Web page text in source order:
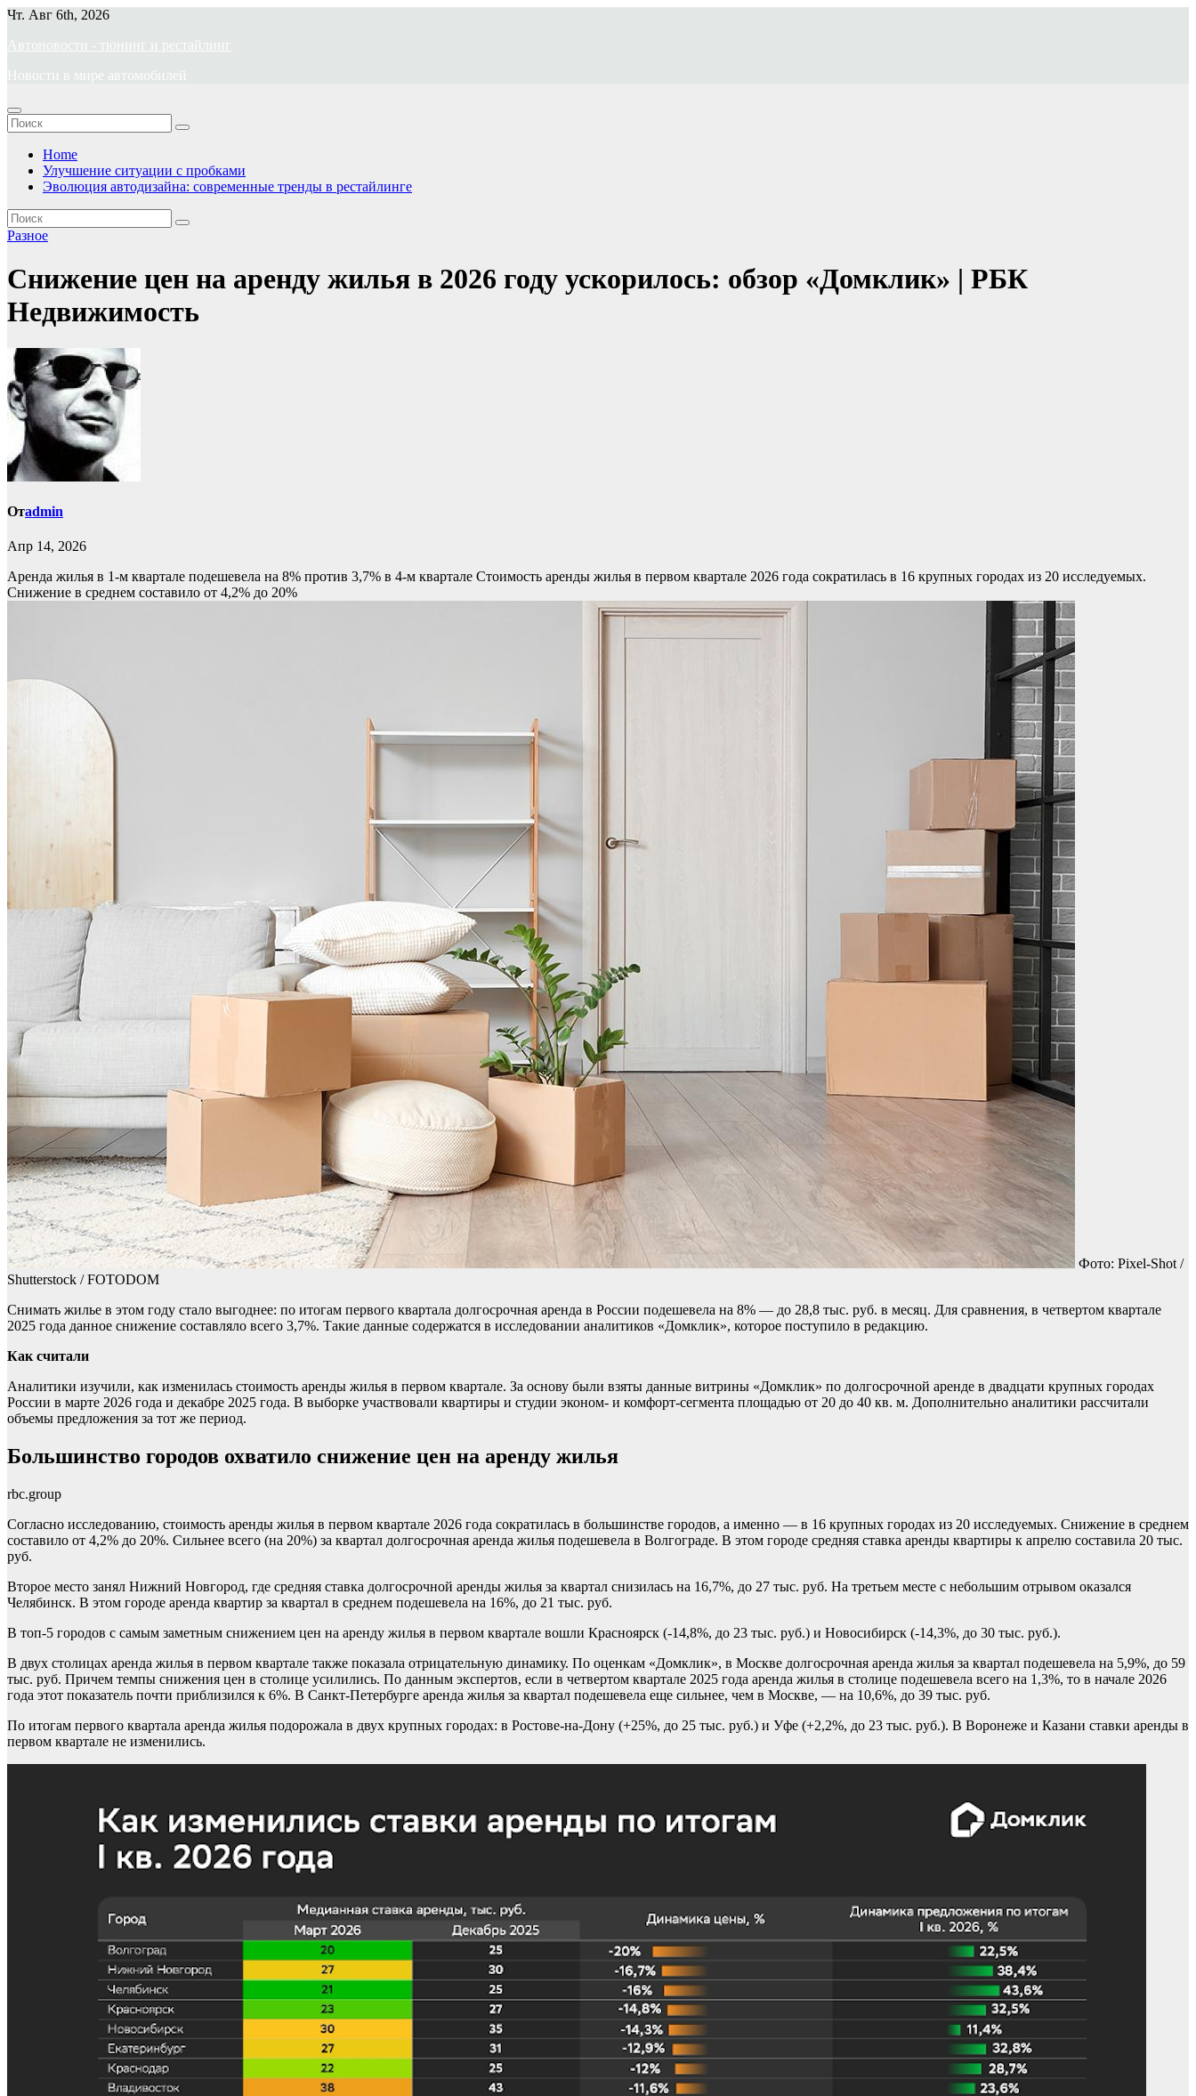
Перейти
содержимому
Чт. Авг 6th, 2026
Автоновости - тюнинг и рестайлинг
Новости в мире автомобилей
Home
Улучшение ситуации с пробками
Эволюция автодизайна: современные тренды в рестайлинге
Разное
Снижение цен на аренду жилья в 2026 году ускорилось: обзор «Домклик» | РБК
Недвижимость
Отadmin
Апр 14, 2026
Аренда жилья в 1-м квартале подешевела на 8% против 3,7% в 4-м квартале Стоимость аренды жилья в первом квартале 2026 года сократилась в 16 крупных городах из 20 исследуемых.
Снижение в среднем составило от 4,2% до 20%
Фото: Pixel-Shot /
Shutterstock / FOTODOM
Снимать жилье в этом году стало выгоднее: по итогам первого квартала долгосрочная аренда в России подешевела на 8% — до 28,8 тыс. руб. в месяц. Для сравнения, в четвертом квартале
2025 года данное снижение составляло всего 3,7%. Такие данные содержатся в исследовании аналитиков «Домклик», которое поступило в редакцию.
Как считали
Аналитики изучили, как изменилась стоимость аренды жилья в первом квартале. За основу были взяты данные витрины «Домклик» по долгосрочной аренде в двадцати крупных городах
России в марте 2026 года и декабре 2025 года. В выборке участвовали квартиры и студии эконом- и комфорт-сегмента площадью от 20 до 40 кв. м. Дополнительно аналитики рассчитали
объемы предложения за тот же период.
Большинство городов охватило снижение цен на аренду жилья
rbc.group
Согласно исследованию, стоимость аренды жилья в первом квартале 2026 года сократилась в большинстве городов, а именно — в 16 крупных городах из 20 исследуемых. Снижение в среднем
составило от 4,2% до 20%. Сильнее всего (на 20%) за квартал долгосрочная аренда жилья подешевела в Волгограде. В этом городе средняя ставка аренды квартиры к апрелю составила 20 тыс.
руб.
Второе место занял Нижний Новгород, где средняя ставка долгосрочной аренды жилья за квартал снизилась на 16,7%, до 27 тыс. руб. На третьем месте с небольшим отрывом оказался
Челябинск. В этом городе аренда квартир за квартал в среднем подешевела на 16%, до 21 тыс. руб.
В топ-5 городов с самым заметным снижением цен на аренду жилья в первом квартале вошли Красноярск (-14,8%, до 23 тыс. руб.) и Новосибирск (-14,3%, до 30 тыс. руб.).
В двух столицах аренда жилья в первом квартале также показала отрицательную динамику. По оценкам «Домклик», в Москве долгосрочная аренда жилья за квартал подешевела на 5,9%, до 59
тыс. руб. Причем темпы снижения цен в столице усилились. По данным экспертов, если в четвертом квартале 2025 года аренда жилья в столице подешевела всего на 1,3%, то в начале 2026
года этот показатель почти приблизился к 6%. В Санкт-Петербурге аренда жилья за квартал подешевела еще сильнее, чем в Москве, — на 10,6%, до 39 тыс. руб.
По итогам первого квартала аренда жилья подорожала в двух крупных городах: в Ростове-на-Дону (+25%, до 25 тыс. руб.) и Уфе (+2,2%, до 23 тыс. руб.). В Воронеже и Казани ставки аренды в
первом квартале не изменились.